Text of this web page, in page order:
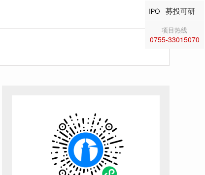
募投可研
项目热线
0755-33015070